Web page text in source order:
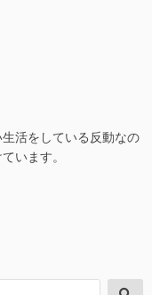
活をしている反動なの
います。